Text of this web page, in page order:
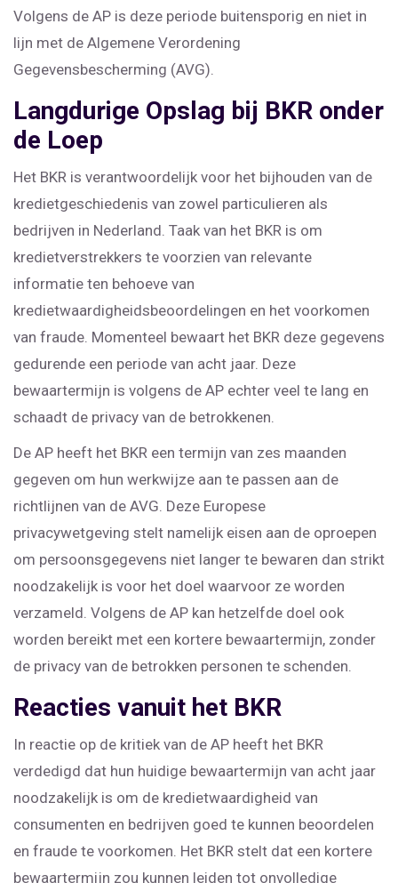
Volgens de AP is deze periode buitensporig en niet in
lijn met de Algemene Verordening
Gegevensbescherming (AVG).
Langdurige Opslag bij BKR onder
de Loep
Het BKR is verantwoordelijk voor het bijhouden van de
kredietgeschiedenis van zowel particulieren als
bedrijven in Nederland. Taak van het BKR is om
kredietverstrekkers te voorzien van relevante
informatie ten behoeve van
kredietwaardigheidsbeoordelingen en het voorkomen
van fraude. Momenteel bewaart het BKR deze gegevens
gedurende een periode van acht jaar. Deze
bewaartermijn is volgens de AP echter veel te lang en
schaadt de privacy van de betrokkenen.
De AP heeft het BKR een termijn van zes maanden
gegeven om hun werkwijze aan te passen aan de
richtlijnen van de AVG. Deze Europese
privacywetgeving stelt namelijk eisen aan de oproepen
om persoonsgegevens niet langer te bewaren dan strikt
noodzakelijk is voor het doel waarvoor ze worden
verzameld. Volgens de AP kan hetzelfde doel ook
worden bereikt met een kortere bewaartermijn, zonder
de privacy van de betrokken personen te schenden.
Reacties vanuit het BKR
In reactie op de kritiek van de AP heeft het BKR
verdedigd dat hun huidige bewaartermijn van acht jaar
noodzakelijk is om de kredietwaardigheid van
consumenten en bedrijven goed te kunnen beoordelen
en fraude te voorkomen. Het BKR stelt dat een kortere
bewaartermijn zou kunnen leiden tot onvolledige